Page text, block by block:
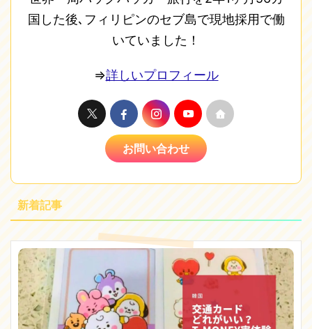
国した後､フィリピンのセブ島で現地採用で働
いていました！
⇒詳しいプロフィール
お問い合わせ
新着記事